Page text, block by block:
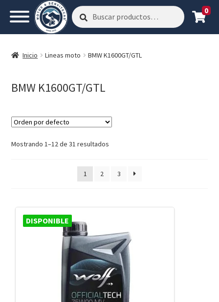
Buscar
por:
Buscar 0
Inicio Lineas moto BMW K1600GT/GTL
BMW K1600GT/GTL
Mostrando 1–12 de 31 resultados
1 2 3
DISPONIBLE